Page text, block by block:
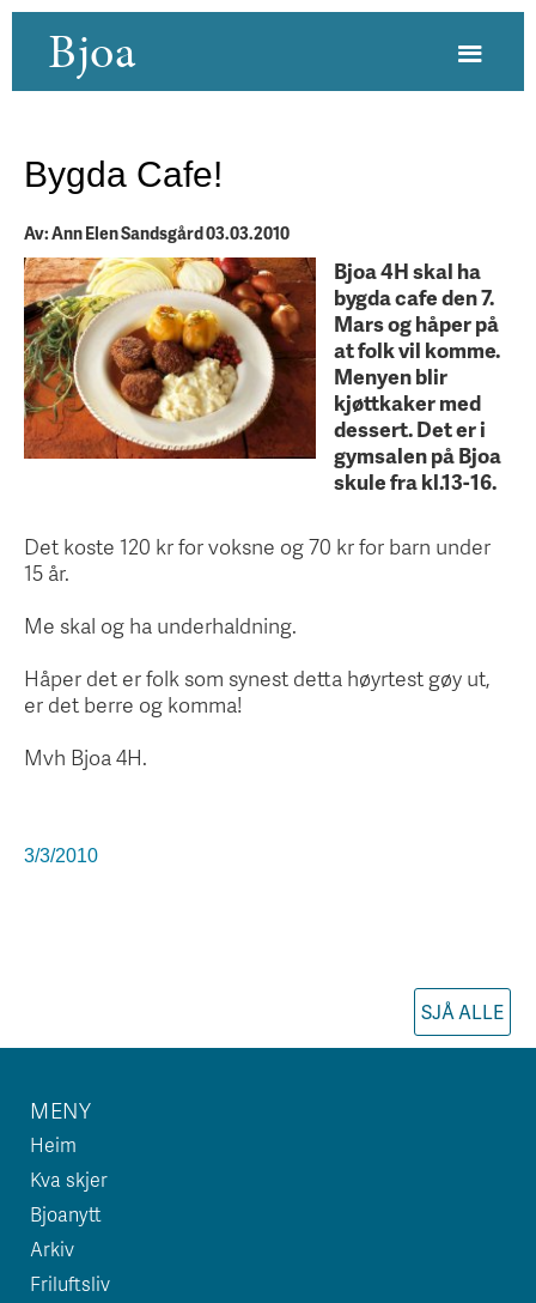
Bjoa
Bygda Cafe!
Av: Ann Elen Sandsgård 03.03.2010
Bjoa 4H skal ha
bygda cafe den 7.
Mars og håper på
at folk vil komme.
Menyen blir
kjøttkaker med
dessert. Det er i
gymsalen på Bjoa
skule fra kl.13-16.
Det koste 120 kr for voksne og 70 kr for barn under
15 år.
Me skal og ha underhaldning.
Håper det er folk som synest detta høyrtest gøy ut,
er det berre og komma!
Mvh Bjoa 4H.
3/3/2010
SJÅ ALLE
MENY
Heim
Kva skjer
Bjoanytt
Arkiv
Friluftsliv